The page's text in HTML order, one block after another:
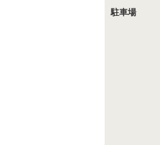
駐車場